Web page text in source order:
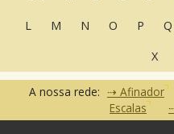
L
M N O P Q
X
A nossa rede: Afinador
Escalas